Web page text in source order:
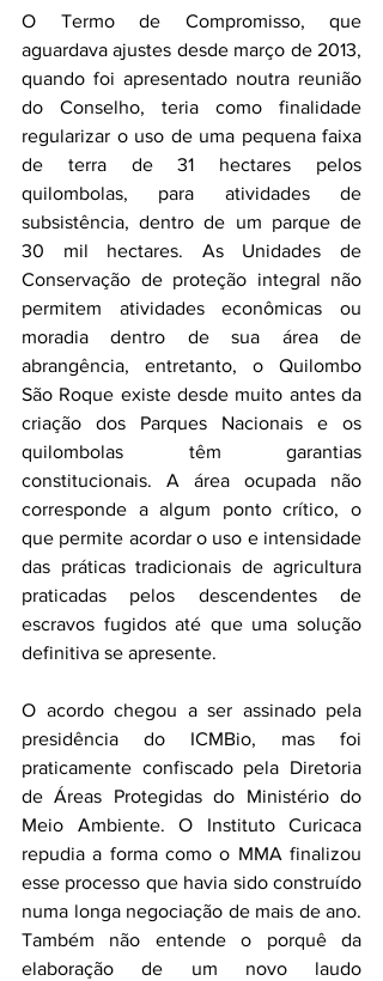
O Termo de Compromisso, que
aguardava ajustes desde março de 2013,
quando foi apresentado noutra reunião
do Conselho, teria como finalidade
regularizar o uso de uma pequena faixa
de terra de 31 hectares pelos
quilombolas, para atividades de
subsistência, dentro de um parque de
30 mil hectares. As Unidades de
Conservação de proteção integral não
permitem atividades econômicas ou
moradia dentro de sua área de
abrangência, entretanto, o Quilombo
São Roque existe desde muito antes da
criação dos Parques Nacionais e os
quilombolas têm garantias
constitucionais. A área ocupada não
corresponde a algum ponto crítico, o
que permite acordar o uso e intensidade
das práticas tradicionais de agricultura
praticadas pelos descendentes de
escravos fugidos até que uma solução
definitiva se apresente.
O acordo chegou a ser assinado pela
presidência do ICMBio, mas foi
praticamente confiscado pela Diretoria
de Áreas Protegidas do Ministério do
Meio Ambiente. O Instituto Curicaca
repudia a forma como o MMA finalizou
esse processo que havia sido construído
numa longa negociação de mais de ano.
Também não entende o porquê da
elaboração de um novo laudo